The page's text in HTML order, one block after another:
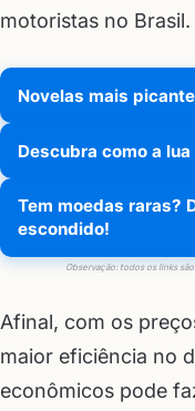
motoristas no Brasil.
Novelas mais
Descubra como a
Tem moedas raras?
escondido!
Observação: todos os links
Afinal, com os
maior eficiência no
econômicos pode